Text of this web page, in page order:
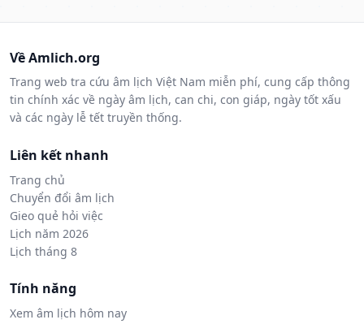
Về Amlich.org
Trang web tra cứu âm lịch Việt Nam miễn phí, cung cấp thông
tin chính xác về ngày âm lịch, can chi, con giáp, ngày tốt xấu
và các ngày lễ tết truyền thống.
Liên kết nhanh
Trang chủ
Chuyển đổi âm lịch
Gieo quẻ hỏi việc
Lịch năm 2026
Lịch tháng 8
Tính năng
Xem âm lịch hôm nay